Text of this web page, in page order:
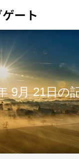
ート
9月 21日の